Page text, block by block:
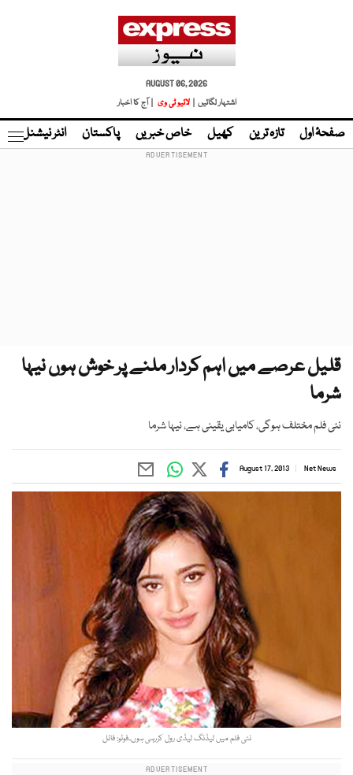
AUGUST 06, 2026
اشتہار لگائیں |
لائیو ٹی وی | آج کا اخبار
صفحۂ اول تازہ ترین کھیل خاص خبریں پاکستان انٹر نیشنل
قلیل عرصے میں اہم کردار ملنے پر خوش ہوں نیہا
شرما
نئی فلم مختلف ہوگی، کامیابی یقینی ہے، نیہا شرما
Net News
August 17, 2013
نئی فلم میں لیڈنگ لیڈی رول کررہی ہوں۔فوٹو: فائل